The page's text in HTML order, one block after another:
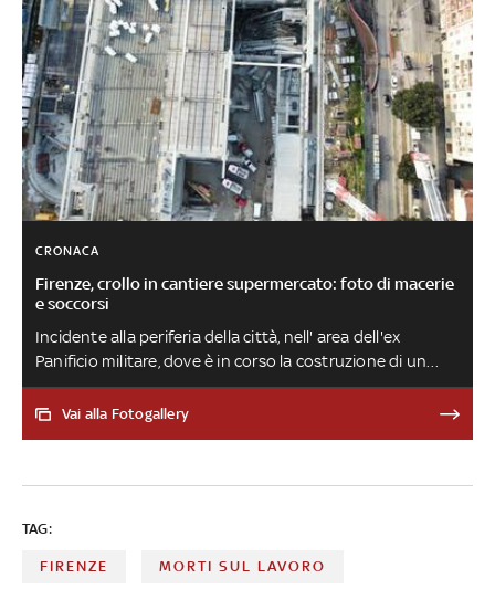
CRONACA
Firenze, crollo in cantiere supermercato: foto di macerie
e soccorsi
Incidente alla periferia della città, nell' area dell'ex
Panificio militare, dove è in corso la costruzione di un
supermercato Esselunga. Una trave di cemento di 20
metri che reggeva un solaio si sarebbe spezzata
macerie. Tre sono stati estratti vivi e sono in ospedale
Vai alla Fotogallery
TAG:
FIRENZE MORTI SUL LAVORO